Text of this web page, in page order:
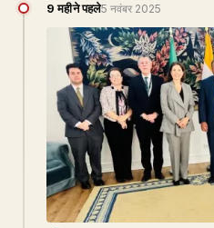
9 महीने पहले5 नवंबर 2025